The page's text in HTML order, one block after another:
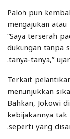
Paloh pun
mengajukan
“Saya terserah
dukungan tanpa
tanya-tanya,”
Terkait
menunjukkan
Bahkan, Jokowi
kebijakannya tak
seperti yang